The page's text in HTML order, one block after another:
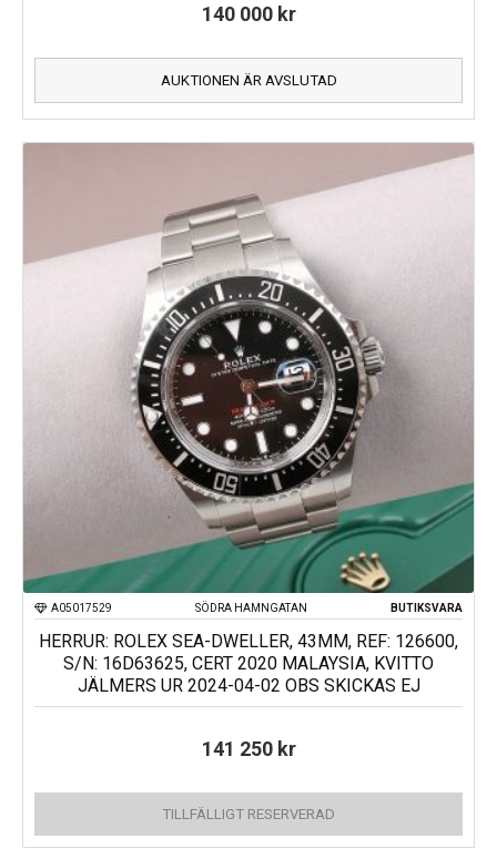
140 000 kr
AUKTIONEN ÄR AVSLUTAD
SÖDRA HAMNGATAN
A05017529 BUTIKSVARA
HERRUR: ROLEX SEA-DWELLER, 43MM, REF: 126600,
S/N: 16D63625, CERT 2020 MALAYSIA, KVITTO
JÄLMERS UR 2024-04-02 OBS SKICKAS EJ
141 250 kr
TILLFÄLLIGT RESERVERAD